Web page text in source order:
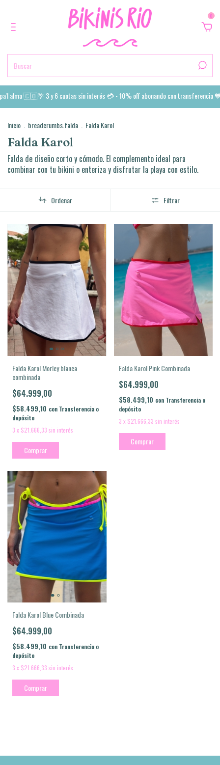
0
alma 🇨🇴🌴 3 y 6 cuotas sin interés 💳 - 10% off abonando con transferencia
Inicio breadcrumbs.falda Falda Karol
Falda Karol
Falda de diseño corto y cómodo. El complemento ideal para
combinar con tu bikini o enteriza y disfrutar la playa con estilo.
Ordenar Filtrar
Falda Karol Morley blanca
combinada
$64.999,00
$58.499,10 con Transferencia o
depósito
3 x $21.666,33 sin interés
Comprar
Falda Karol Pink Combinada
$64.999,00
$58.499,10 con Transferencia o
depósito
3 x $21.666,33 sin interés
Comprar
Falda Karol Blue Combinada
$64.999,00
$58.499,10 con Transferencia o
depósito
3 x $21.666,33 sin interés
Comprar